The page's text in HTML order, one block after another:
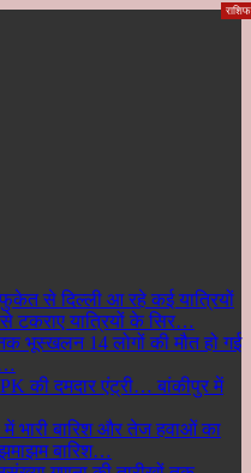
से दिल्ली आ रहे कई यात्रियों
यात्रियों के सिर…
भूस्खलन 14 लोगों की मौत हो गई
…
की दमदार एंट्री… बांकीपुर में
भारी बारिश और तेज हवाओं का
बारिश…
राज्य
देश
स्पोर्ट्स
विदेश